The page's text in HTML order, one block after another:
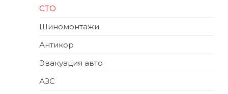
СТО
Шиномонтажи
Антикор
Эвакуация авто
АЗС